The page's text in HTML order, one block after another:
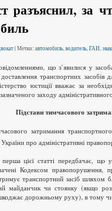
разъяснил, за
| Метки: автомобиль,водитель,ГАИ,
що з’явилися у
транспортних засобів
юстиції вважає за
заходу
Підстави тимчасового
затримання
про адміністративні
цієї статті передбачає, що
Кодексом правопорушення,
транспортний засіб шляхом
майданчик чи стоянку (якщо
дорожньому руху), в тому